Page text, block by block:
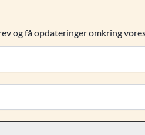
og få opdateringer omkring